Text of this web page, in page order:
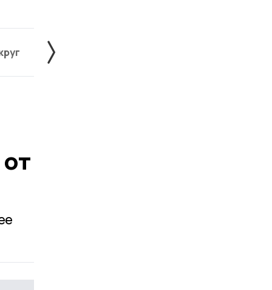
Знаменский округ